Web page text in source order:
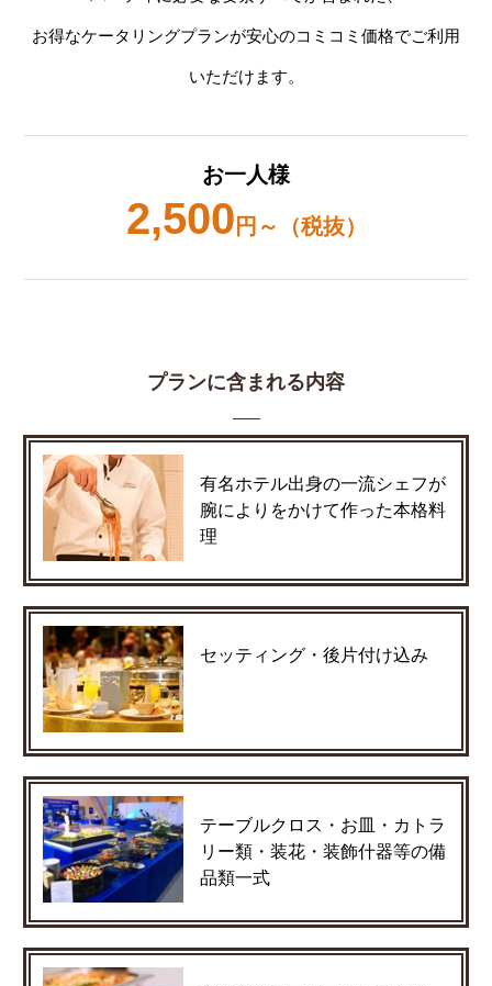
お得なケータリングプランが安心のコミコミ価格でご利用
いただけます。
お一人様
2,500 円～（税抜）
プランに含まれる内容
有名ホテル出身の一流シェフが
腕によりをかけて作った本格料
理
セッティング・後片付け込み
テーブルクロス・お皿・カトラ
リー類・装花・装飾什器等の備
品類一式